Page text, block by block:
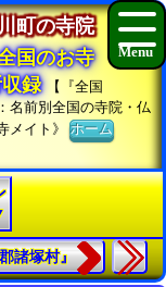
町の寺院
国のお寺
収録
【『全国
名前別全国の寺院・仏
メイト》ホーム
諸塚村』